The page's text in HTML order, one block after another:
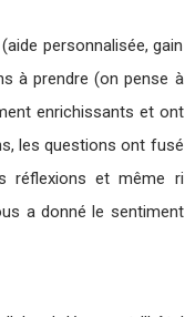
personnalisée, gain
à prendre (on pense à
enrichissants et ont
les questions ont fusé
réflexions et même ri
a donné le sentiment